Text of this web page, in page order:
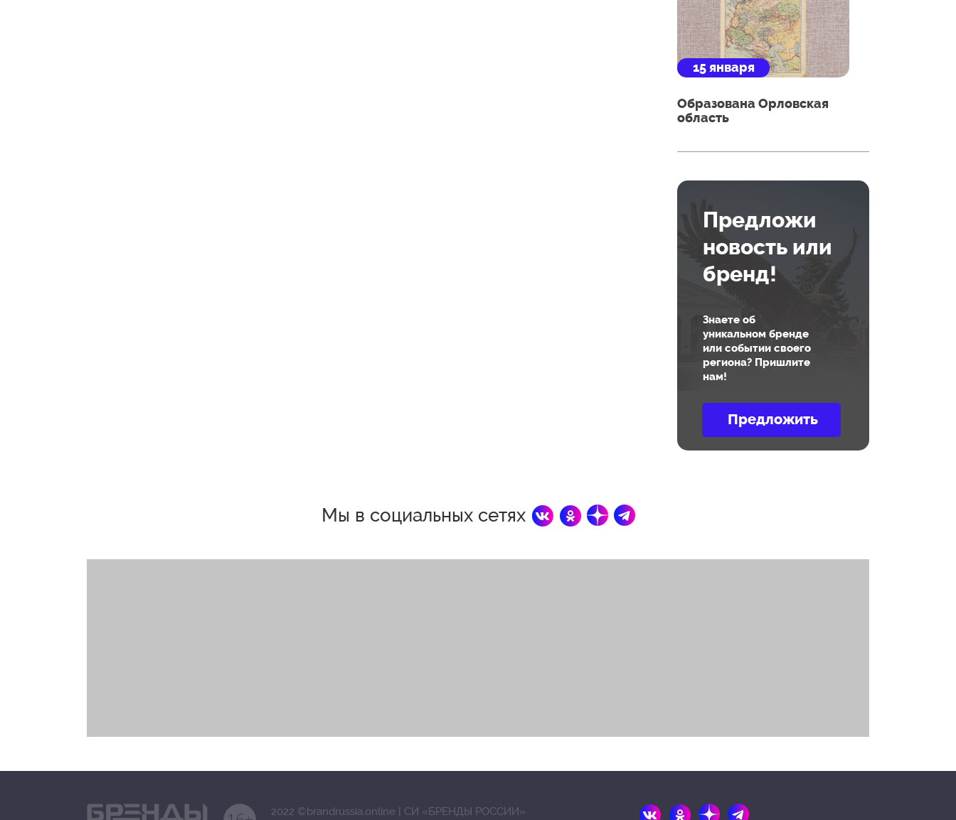
15 января
Образована Орловская
область
Предложи
новость или
бренд!
Знаете об
уникальном бренде
или событии своего
региона? Пришлите
нам!
Мы в социальных сетях
2022 ©brandrussia.online | СИ «БРЕНДЫ РОССИИ»